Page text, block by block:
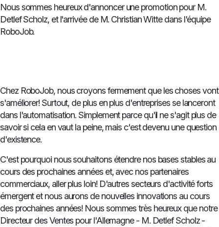
Nous sommes heureux d'annoncer une promotion pour M.
Detlef Scholz, et l'arrivée de M. Christian Witte dans l'équipe
RoboJob.
Chez RoboJob, nous croyons fermement que les choses vont
s'améliorer! Surtout, de plus en plus d'entreprises se lanceront
dans l'automatisation. Simplement parce qu'il ne s'agit plus de
savoir si cela en vaut la peine, mais c'est devenu une question
d'existence.
C'est pourquoi nous souhaitons étendre nos bases stables au
cours des prochaines années et, avec nos partenaires
commerciaux, aller plus loin! D'autres secteurs d'activité forts
émergent et nous aurons de nouvelles innovations au cours
des prochaines années! Nous sommes très heureux que notre
Directeur des Ventes pour l'Allemagne - M. Detlef Scholz -